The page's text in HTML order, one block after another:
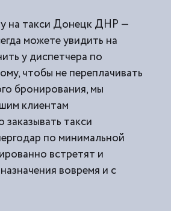
на такси Донецк ДНР —
можете увидить на
у диспетчера по
чтобы не переплачивать
бронирования, мы
клиентам
заказывать такси
по минимальной
встретят и
вовремя и с